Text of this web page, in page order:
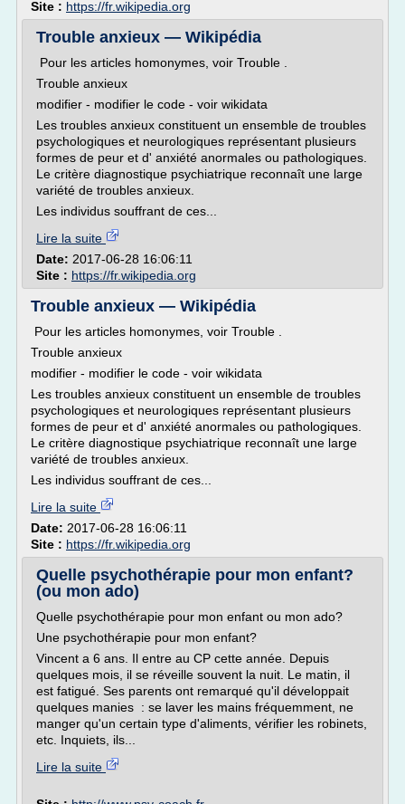
Site : https://fr.wikipedia.org
Trouble anxieux — Wikipédia
Pour les articles homonymes, voir Trouble .
Trouble anxieux
modifier - modifier le code - voir wikidata
Les troubles anxieux constituent un ensemble de troubles
psychologiques et neurologiques représentant plusieurs
formes de peur et d' anxiété anormales ou pathologiques.
Le critère diagnostique psychiatrique reconnaît une large
variété de troubles anxieux.
Les individus souffrant de ces...
Lire la suite
Date: 2017-06-28 16:06:11
Site : https://fr.wikipedia.org
Trouble anxieux — Wikipédia
Pour les articles homonymes, voir Trouble .
Trouble anxieux
modifier - modifier le code - voir wikidata
Les troubles anxieux constituent un ensemble de troubles
psychologiques et neurologiques représentant plusieurs
formes de peur et d' anxiété anormales ou pathologiques.
Le critère diagnostique psychiatrique reconnaît une large
variété de troubles anxieux.
Les individus souffrant de ces...
Lire la suite
Date: 2017-06-28 16:06:11
Site : https://fr.wikipedia.org
Quelle psychothérapie pour mon enfant?
(ou mon ado)
Quelle psychothérapie pour mon enfant ou mon ado?
Une psychothérapie pour mon enfant?
Vincent a 6 ans. Il entre au CP cette année. Depuis
quelques mois, il se réveille souvent la nuit. Le matin, il
est fatigué. Ses parents ont remarqué qu'il développait
quelques manies : se laver les mains fréquemment, ne
manger qu'un certain type d'aliments, vérifier les robinets,
etc. Inquiets, ils...
Lire la suite